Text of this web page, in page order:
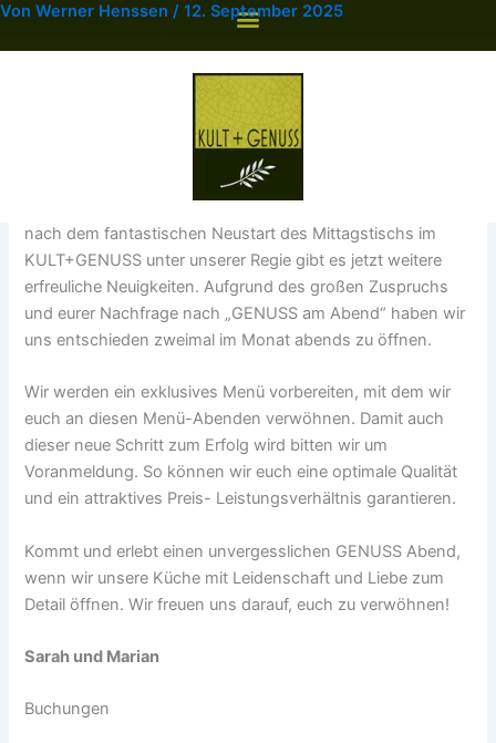
Zum
Von Werner Henssen / 12. September 2025
Abend im KULT+GENUSS
nach dem fantastischen Neustart des Mittagstischs im
KULT+GENUSS unter unserer Regie gibt es jetzt weitere
erfreuliche Neuigkeiten. Aufgrund des großen Zuspruchs
und eurer Nachfrage nach „GENUSS am Abend“ haben wir
uns entschieden zweimal im Monat abends zu öffnen.
Wir werden ein exklusives Menü vorbereiten, mit dem wir
euch an diesen Menü-Abenden verwöhnen. Damit auch
dieser neue Schritt zum Erfolg wird bitten wir um
Voranmeldung. So können wir euch eine optimale Qualität
und ein attraktives Preis- Leistungsverhältnis garantieren.
Kommt und erlebt einen unvergesslichen GENUSS Abend,
wenn wir unsere Küche mit Leidenschaft und Liebe zum
Detail öffnen. Wir freuen uns darauf, euch zu verwöhnen!
Sarah und Marian
Buchungen